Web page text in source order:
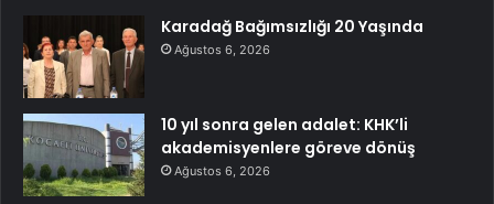
Karadağ Bağımsızlığı 20 Yaşında
Ağustos 6, 2026
10 yıl sonra gelen adalet: KHK’li
akademisyenlere göreve dönüş
Ağustos 6, 2026